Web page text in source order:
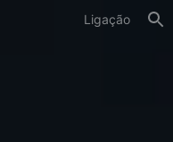
Ligação